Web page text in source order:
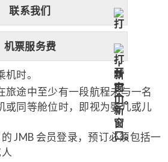
联系我们
机票服务费
时。
旅途中至少有一段航程未与一名
或同等舱位时，即视为婴儿或儿
JMB 会员登录，预订必须包括一